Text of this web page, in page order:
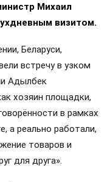
Михаил
визитом.
Беларуси,
встречу в узком
Адылбек
хозяин площадки,
в рамках
а реально работали,
товаров и
для друга».